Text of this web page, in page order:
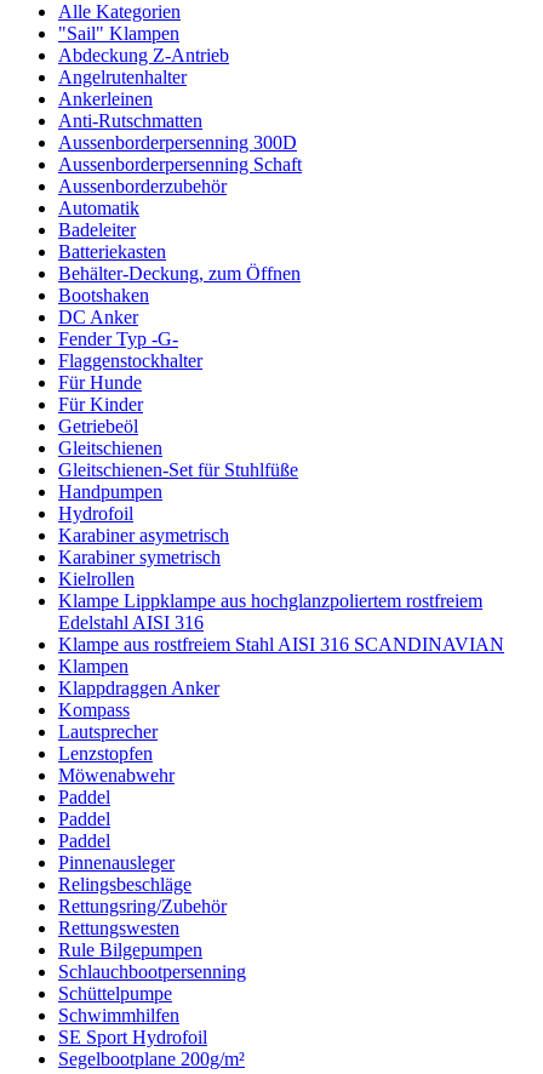
Alle Kategorien
"Sail" Klampen
Abdeckung Z-Antrieb
Angelrutenhalter
Ankerleinen
Anti-Rutschmatten
Aussenborderpersenning 300D
Aussenborderpersenning Schaft
Aussenborderzubehör
Automatik
Badeleiter
Batteriekasten
Behälter-Deckung, zum Öffnen
Bootshaken
DC Anker
Fender Typ -G-
Flaggenstockhalter
Für Hunde
Für Kinder
Getriebeöl
Gleitschienen
Gleitschienen-Set für Stuhlfüße
Handpumpen
Hydrofoil
Karabiner asymetrisch
Karabiner symetrisch
Kielrollen
Klampe Lippklampe aus hochglanzpoliertem rostfreiem
Edelstahl AISI 316
Klampe aus rostfreiem Stahl AISI 316 SCANDINAVIAN
Klampen
Klappdraggen Anker
Kompass
Lautsprecher
Lenzstopfen
Möwenabwehr
Paddel
Paddel
Paddel
Pinnenausleger
Relingsbeschläge
Rettungsring/Zubehör
Rettungswesten
Rule Bilgepumpen
Schlauchbootpersenning
Schüttelpumpe
Schwimmhilfen
SE Sport Hydrofoil
Segelbootplane 200g/m²